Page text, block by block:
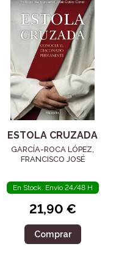
ESTOLA CRUZADA
GARCÍA-ROCA LÓPEZ,
FRANCISCO JOSÉ
En Stock. Envío 24/48 H
21,90 €
Comprar